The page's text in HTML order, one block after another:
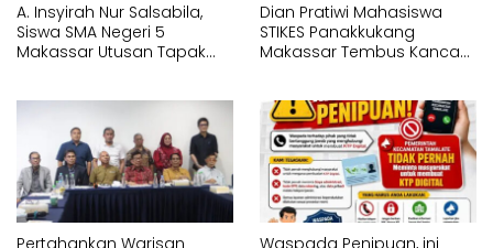
A. Insyirah Nur Salsabila,
Siswa SMA Negeri 5
Makassar Utusan Tapak
Memperagakan Jurus
Pencak Silat
Dian Pratiwi Mahasiswa
STIKES Panakkukang
Makassar Tembus Kancah